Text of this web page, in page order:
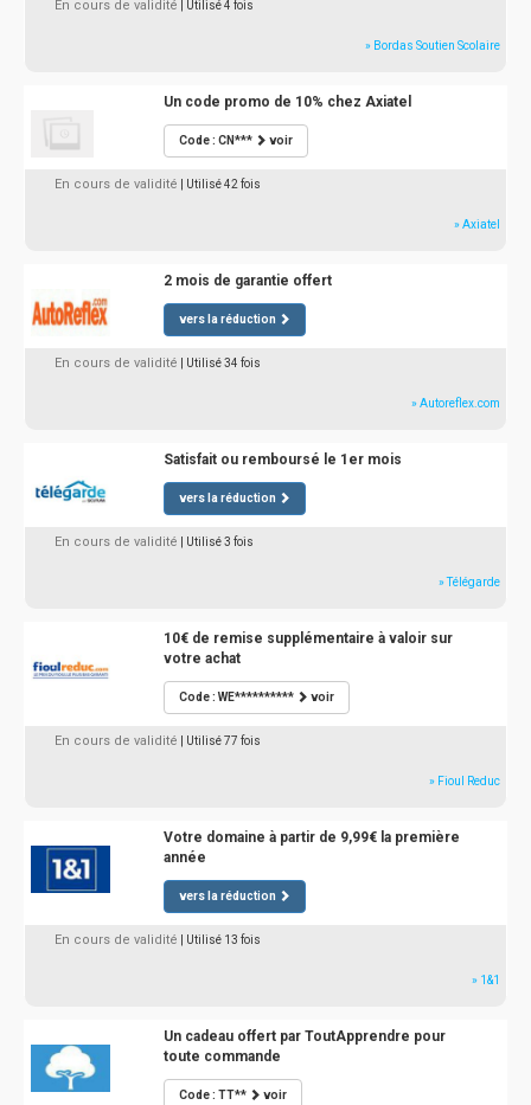
En cours de validité | Utilisé 4 fois
» Bordas Soutien Scolaire
Un code promo de 10% chez Axiatel
Code : CN*** voir
En cours de validité | Utilisé 42 fois
» Axiatel
2 mois de garantie offert
vers la réduction
En cours de validité | Utilisé 34 fois
» Autoreflex.com
Satisfait ou remboursé le 1er mois
vers la réduction
En cours de validité | Utilisé 3 fois
» Télégarde
10€ de remise supplémentaire à valoir sur
votre achat
Code : WE********** voir
En cours de validité | Utilisé 77 fois
» Fioul Reduc
Votre domaine à partir de 9,99€ la première
année
vers la réduction
En cours de validité | Utilisé 13 fois
» 1&1
Un cadeau offert par ToutApprendre pour
toute commande
Code : TT** voir